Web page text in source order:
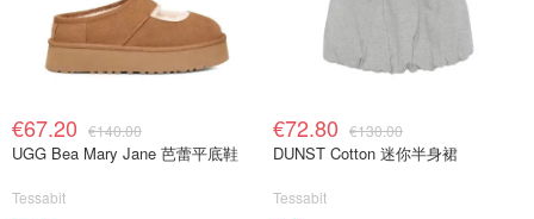
€67.20 €140.00
UGG Bea Mary Jane 芭蕾平底鞋
Tessabit
€72.80 €130.00
DUNST Cotton 迷你半身裙
Tessabit